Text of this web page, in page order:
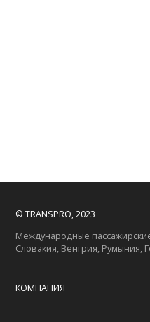
© TRANSPRO, 2023
Международные
Словакия, Венгрия, Румыния,
КОМПАНИЯ